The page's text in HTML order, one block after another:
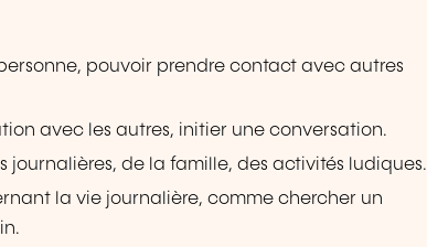
pouvoir prendre contact avec autres
avec les autres, initier une conversation.
journalières, de la famille, des activités ludiques.
la vie journalière, comme chercher un